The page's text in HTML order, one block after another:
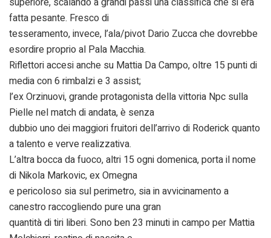
fatta pesante. Fresco di
tesseramento, invece, l’ala/pivot Dario Zucca che dovrebbe
esordire proprio al Pala Macchia.
Riflettori accesi anche su Mattia Da Campo, oltre 15 punti di
media con 6 rimbalzi e 3 assist;
l’ex Orzinuovi, grande protagonista della vittoria Npc sulla
Pielle nel match di andata, è senza
dubbio uno dei maggiori fruitori dell’arrivo di Roderick quanto
a talento e verve realizzativa.
L’altra bocca da fuoco, altri 15 ogni domenica, porta il nome
di Nikola Markovic, ex Omegna
e pericoloso sia sul perimetro, sia in avvicinamento a
canestro raccogliendo pure una gran
quantità di tiri liberi. Sono ben 23 minuti in campo per Mattia